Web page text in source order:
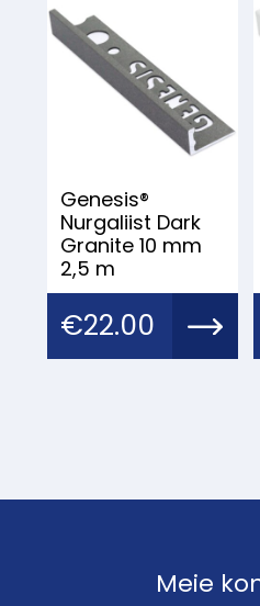
Genesis®
Nurgaliist Dark
Granite 10 mm
2,5 m
€22.00
Meie